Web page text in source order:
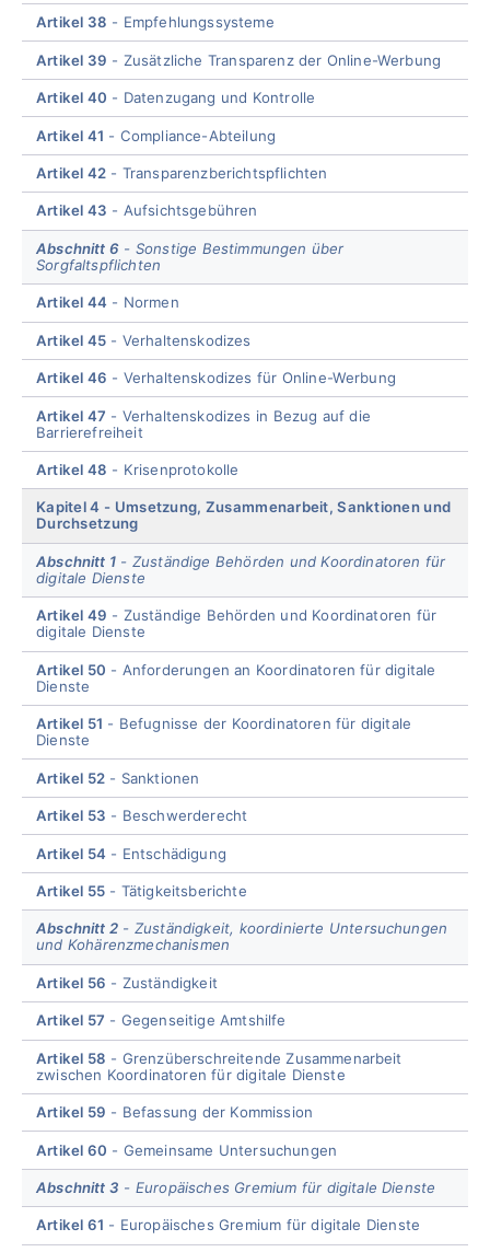
Artikel 38 Empfehlungssysteme
Artikel 39 Zusätzliche Transparenz der Online-Werbung
Artikel 40 Datenzugang und Kontrolle
Artikel 41 Compliance-Abteilung
Artikel 42 Transparenzberichtspflichten
Artikel 43 Aufsichtsgebühren
Abschnitt 6
Sonstige Bestimmungen über
Sorgfaltspflichten
Artikel 44 Normen
Artikel 45 Verhaltenskodizes
Artikel 46 Verhaltenskodizes für Online-Werbung
Artikel 47
Verhaltenskodizes in Bezug auf die
Barrierefreiheit
Artikel 48 Krisenprotokolle
Kapitel 4
Umsetzung, Zusammenarbeit, Sanktionen und
Durchsetzung
Abschnitt 1
Zuständige Behörden und Koordinatoren für
digitale Dienste
Artikel 49
Zuständige Behörden und Koordinatoren für
digitale Dienste
Artikel 50
Anforderungen an Koordinatoren für digitale
Dienste
Artikel 51
Befugnisse der Koordinatoren für digitale
Dienste
Artikel 52 Sanktionen
Artikel 53 Beschwerderecht
Artikel 54 Entschädigung
Artikel 55 Tätigkeitsberichte
Abschnitt 2
Zuständigkeit, koordinierte Untersuchungen
und Kohärenzmechanismen
Artikel 56 Zuständigkeit
Artikel 57 Gegenseitige Amtshilfe
Artikel 58
Grenzüberschreitende Zusammenarbeit
zwischen Koordinatoren für digitale Dienste
Artikel 59 Befassung der Kommission
Artikel 60 Gemeinsame Untersuchungen
Abschnitt 3 Europäisches Gremium für digitale Dienste
Artikel 61 Europäisches Gremium für digitale Dienste